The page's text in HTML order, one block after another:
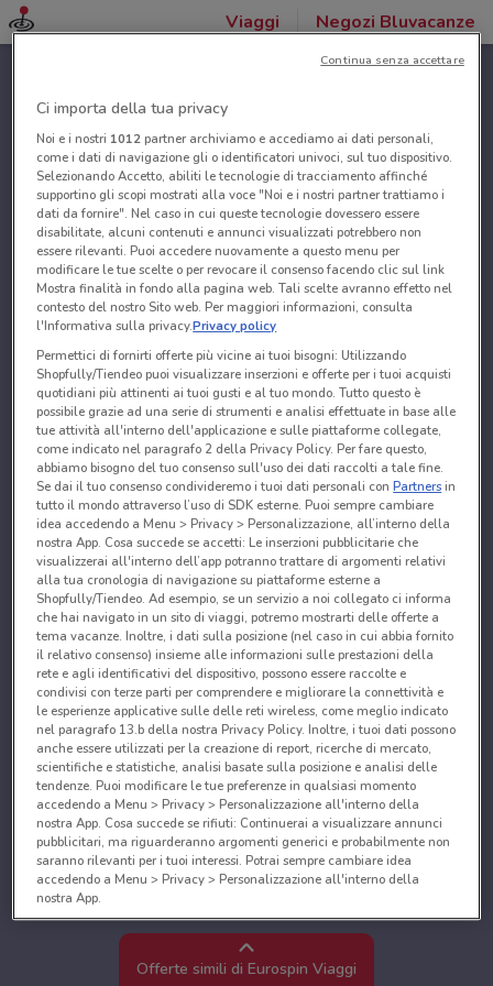
Viaggi Negozi Bluvacanze
Offerte simili di Eurospin Viaggi
Ci importa della tua privacy
Noi e i nostri 1012partner archiviamo e accediamo ai dati personali,
come i dati di navigazione gli o identificatori univoci, sul tuo dispositivo.
Selezionando Accetto, abiliti le tecnologie di tracciamento affinché
supportino gli scopi mostrati alla voce "Noi e i nostri partner trattiamo i
dati da fornire". Nel caso in cui queste tecnologie dovessero essere
disabilitate, alcuni contenuti e annunci visualizzati potrebbero non
essere rilevanti. Puoi accedere nuovamente a questo menu per
modificare le tue scelte o per revocare il consenso facendo clic sul link
Mostra finalità in fondo alla pagina web. Tali scelte avranno effetto nel
contesto del nostro Sito web. Per maggiori informazioni, consulta
l'Informativa sulla privacy.Privacy policy
Permettici di fornirti offerte più vicine ai tuoi bisogni: Utilizzando
Shopfully/Tiendeo puoi visualizzare inserzioni e offerte per i tuoi acquisti
quotidiani più attinenti ai tuoi gusti e al tuo mondo. Tutto questo è
possibile grazie ad una serie di strumenti e analisi effettuate in base alle
tue attività all'interno dell'applicazione e sulle piattaforme collegate,
come indicato nel paragrafo 2 della Privacy Policy. Per fare questo,
abbiamo bisogno del tuo consenso sull'uso dei dati raccolti a tale fine.
Se dai il tuo consenso condivideremo i tuoi dati personali conPartnersin
tutto il mondo attraverso l’uso di SDK esterne. Puoi sempre cambiare
idea accedendo a Menu > Privacy > Personalizzazione, all’interno della
nostra App. Cosa succede se accetti: Le inserzioni pubblicitarie che
visualizzerai all'interno dell’app potranno trattare di argomenti relativi
alla tua cronologia di navigazione su piattaforme esterne a
Shopfully/Tiendeo. Ad esempio, se un servizio a noi collegato ci informa
che hai navigato in un sito di viaggi, potremo mostrarti delle offerte a
tema vacanze. Inoltre, i dati sulla posizione (nel caso in cui abbia fornito
il relativo consenso) insieme alle informazioni sulle prestazioni della
rete e agli identificativi del dispositivo, possono essere raccolte e
condivisi con terze parti per comprendere e migliorare la connettività e
le esperienze applicative sulle delle reti wireless, come meglio indicato
nel paragrafo 13.b della nostra Privacy Policy. Inoltre, i tuoi dati possono
anche essere utilizzati per la creazione di report, ricerche di mercato,
scientifiche e statistiche, analisi basate sulla posizione e analisi delle
tendenze. Puoi modificare le tue preferenze in qualsiasi momento
accedendo a Menu > Privacy > Personalizzazione all'interno della
nostra App. Cosa succede se rifiuti: Continuerai a visualizzare annunci
pubblicitari, ma riguarderanno argomenti generici e probabilmente non
saranno rilevanti per i tuoi interessi. Potrai sempre cambiare idea
accedendo a Menu > Privacy > Personalizzazione all'interno della
nostra App.
Noi e i nostri partner trattiamo i dati per fornire:
Utilizzare dati di geolocalizzazione precisi. Scansione attiva delle
caratteristiche del dispositivo ai fini dell’identificazione. Archiviare
Continua senza accettare